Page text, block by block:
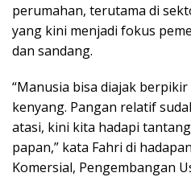
perumahan, terutama di
yang kini menjadi fokus
dan sandang.
“Manusia bisa diajak
kenyang. Pangan relatif
atasi, kini kita hadapi
papan,” kata Fahri di
Komersial, Pengembangan